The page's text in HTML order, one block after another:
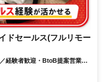
ドセールス(フルリモー
経験者歓迎・BtoB提案営業で